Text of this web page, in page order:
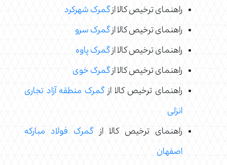
راهنمای ترخیص کالا ازگمرک شهرکرد
راهنمای ترخیص کالا ازگمرک سرو
راهنمای ترخیص کالا ازگمرک پاوه
راهنمای ترخیص کالا ازگمرک خوی
راهنمای ترخیص کالا ازگمرک منطقه آزاد تجاری
انزلی
راهنمای ترخیص کالا ازگمرک فولاد مبارکه
اصفهان